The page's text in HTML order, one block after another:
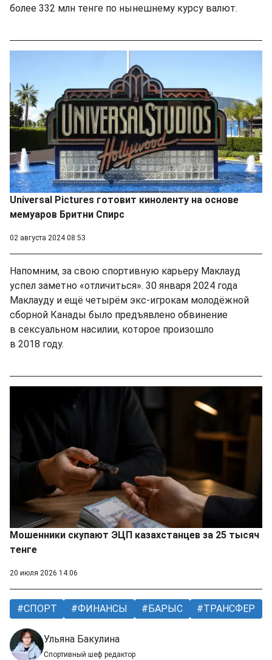
более 332 млн тенге по нынешнему курсу валют.
Universal Pictures готовит киноленту на основе
мемуаров Бритни Спирс
02 августа 2024 08:53
Напомним, за свою спортивную карьеру Маклауд
успел заметно «отличиться». 30 января 2024 года
Маклауду и ещё четырём экс-игрокам молодёжной
сборной Канады было предъявлено обвинение
в сексуальном насилии, которое произошло
в 2018 году.
Мошенники скупают ЭЦП казахстанцев за 25 тысяч
тенге
20 июля 2026 14:06
СПОРТ ФИНАНСЫ БАРЫС ТРАНСФЕР
Ульяна Бакулина
Спортивный шеф редактор